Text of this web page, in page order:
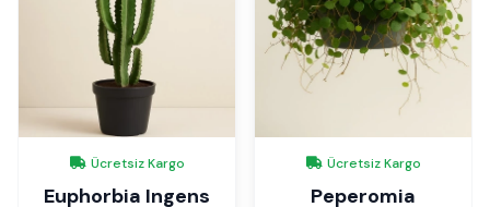
Ücretsiz Kargo
Euphorbia Ingens
Ücretsiz Kargo
Peperomia